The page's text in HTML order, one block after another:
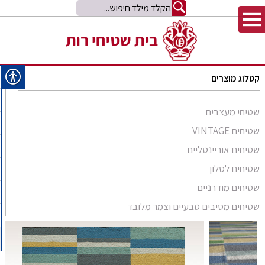
קטלוג מוצרים
שטיחי מעצבים
שטיחים VINTAGE
שטיחים אוריינטליים
סומק פרסי
סומק קווקזי
שטיח קילים
קילים אפגני
קילים הודי
שטיחי זיגלר
שטיחי משי
שטיחים לסלון
שטיחים מודרניים
Arabesque
Bliss
Comfort Shag
שטיחים מסיבים טבעיים וצמר מלובד
שטיחים מסיבים טבעיים
שטיחים מצמר מלובד